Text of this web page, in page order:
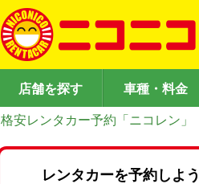
店舗を探す 車種・料金
格安レンタカー予約「ニコレン」
レンタカーを予約しよう